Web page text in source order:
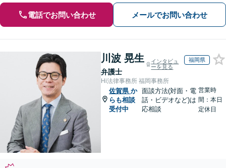
電話でお問い合わせ メールでお問い合わせ
川波 晃生
弁護士
インタビュ
ーを見る
福岡県
Hi法律事務所 福岡事務所
佐賀県 か
らも相談
受付中
面談方法(対面・電
話・ビデオなど)は
応相談
営業時
間：本日
定休日